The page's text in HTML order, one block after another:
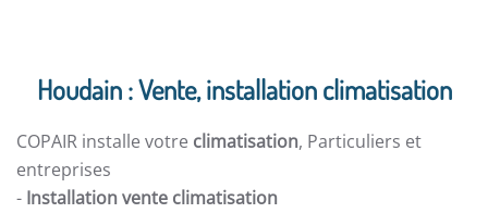
Houdain : Vente, installation climatisation
COPAIR installe votre climatisation, Particuliers et
entreprises
- Installation vente climatisation